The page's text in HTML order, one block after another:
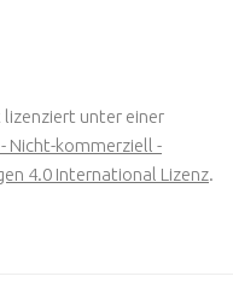
lizenziert unter einer
Nicht-kommerziell -
4.0 International Lizenz.